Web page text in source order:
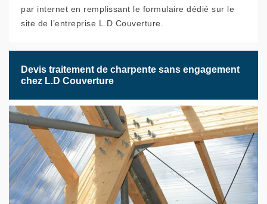
par internet en remplissant le formulaire dédié sur le
site de l’entreprise L.D Couverture.
Devis traitement de charpente sans engagement
chez L.D Couverture